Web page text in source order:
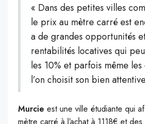
« Dans des petites villes
le prix au mètre carré est
a de grandes opportunités
rentabilités locatives qui
les 10% et parfois même les
l’on choisit son bien
Murcie est une ville étudiante qui
mètre carré à l’achat à 1118€ et